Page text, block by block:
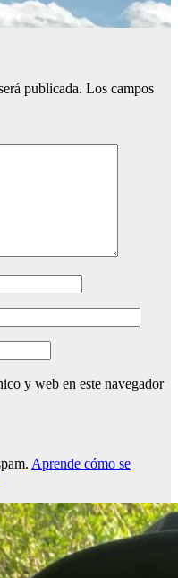
publicada. Los campos
y web en este navegador
Aprende cómo se